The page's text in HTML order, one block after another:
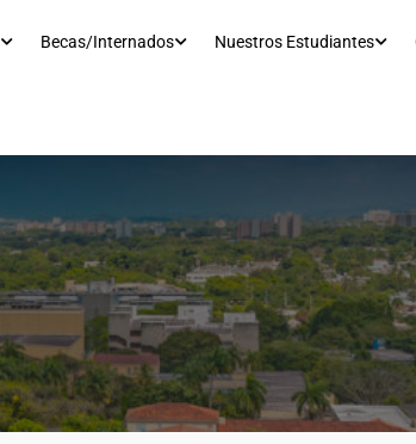
Becas/Internados Nuestros Estudiantes